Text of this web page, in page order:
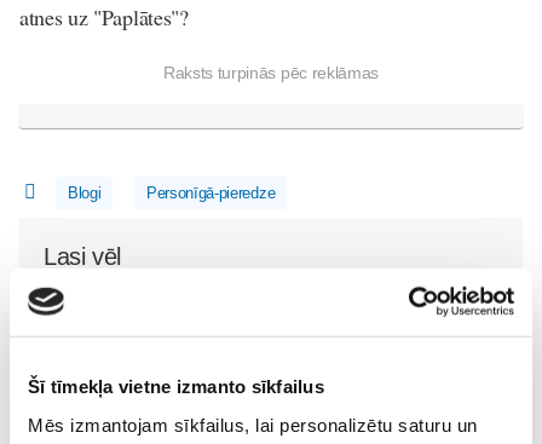
Šī tīmekļa vietne izmanto sīkfailus
Mēs izmantojam sīkfailus, lai personalizētu saturu un
atnes uz "Paplātes"?
Raksts turpinās pēc reklāmas
Blogi Personīgā-pieredze
Lasi vēl
produktu testēšanai!
Bēbītis
05. Aug 12:23